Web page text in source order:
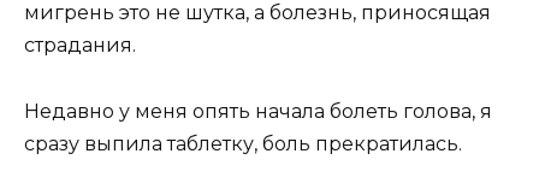
мигрень это не шутка, а болезнь, приносящая
страдания.
Недавно у меня опять начала болеть голова, я
сразу выпила таблетку, боль прекратилась.